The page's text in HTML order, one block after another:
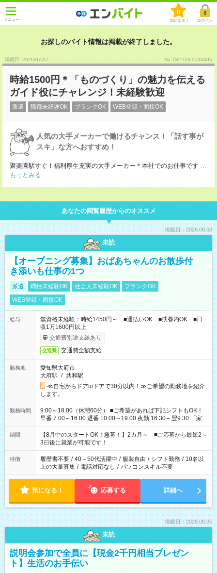
メニュー
0
気になる！ ログイン
お探しのバイト情報は掲載が終了しました。
掲載日 :2026/07/07 No.TSPT26-0530495
時給1500円＊「ものづくり」の魅力を伝える
ガイド役にチャレンジ！未経験歓迎
派遣 職種未経験OK ブランクOK WEB登録・面接OK
人気の大手メーカーで働けるチャンス！「話す事が
スキ」な方へおすすめ！
聚楽園駅すぐ！福利厚生充実の大手メーカー＊本社でのお仕事です ...
もっとみる
あなたの閲覧履歴からのオススメ
掲載日：2026.08.08
未読
【オープニング募集】おばあちゃんのお散歩付
き添いも仕事の1つ
派遣 職種未経験OK 社会人未経験OK
ブランクOK
WEB登録・面接OK
給与
無資格未経験：時給1450円～ ■週払いOK ■扶養内OK ■日
収1万1600円以上
交通費別途支給あり
交通費 交通費全額支給
勤務地
愛知県大府市
大府駅 / 共和駅
≪自宅からドアtoドアで30分以内！≫ご希望の勤務地を紹介
します。
勤務時間
9:00～18:00（休憩60分） ■ご希望があれば下記シフトもOK！
早番 7:00～16:00 遅番 10:00～19:00 夜勤 16:30～翌9:30 「家族
と休みを合わせたい」 「余裕を持って夕飯の準備がしたい」
「できれば残業はしたくない」 など、ご希望を教えてください
ね。 ※Wワーク希望の方へ 今ご覧のお仕事で希望する勤務時間
と、もう1つのお仕事の勤務時間。 合計で週40時間を超える場
合は応募できません。
期間
【8月中のスタートOK！急募！】2カ月～ ■ご応募から最短2～
3日後に就業が可能です！
特徴 履歴書不要 / 40～50代活躍中 / 服装自由 / シフト勤務 / 10名以
上の大量募集 / 電話対応なし / パソコンスキル不要
気になる！ 応募する 詳細へ
掲載日：2026.08.05
未読
説明会参加で全員に【現金2千円相当プレゼン
ト】生活のお手伝い